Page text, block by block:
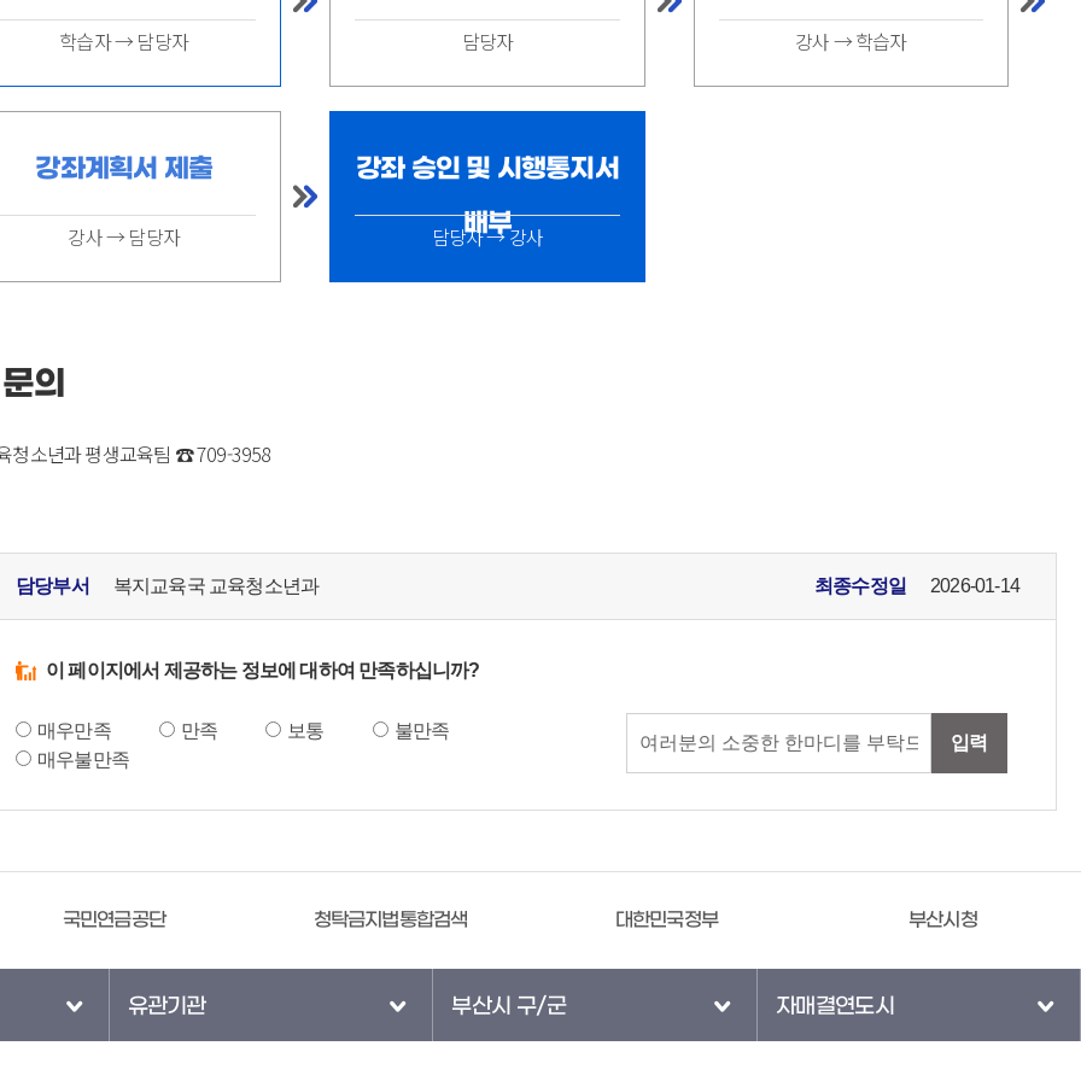
학습자 → 담당자 담당자 강사 → 학습자
강좌계획서 제출
강사 → 담당자
강좌 승인 및 시행통지서
배부
담당자 → 강사
문의
청소년과 평생교육팀 ☎ 709-3958
담당부서 복지교육국 교육청소년과 최종수정일 2026-01-14
이 페이지에서 제공하는 정보에 대하여 만족하십니까?
매우만족 만족 보통
불만족
매우불만족
입력
청탁금지법통합검색 대한민국정부 부산시청 도로명주소안내
유관기관 부산시 구/군 자매결연도시